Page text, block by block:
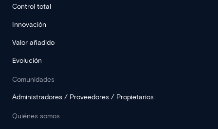
Control total
Innovación
Valor añadido
Evolución
Comunidades
Administradores / Proveedores / Propietarios
Quiénes somos